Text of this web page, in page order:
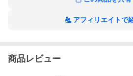
アフィリエイトで
商品レビュー